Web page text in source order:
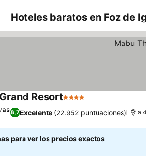
Hoteles baratos en Foz de
Resort4 Estrellas
8,7Excelente (22.952 puntuaciones) a
para ver los precios exactos